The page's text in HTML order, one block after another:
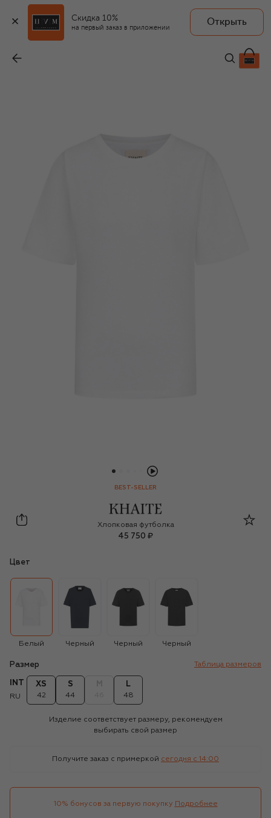
Скидка 10%
на первый заказ в приложении
Открыть
45 750 ₽
BEST-SELLER
Khaite
Хлопковая футболка
45 750 ₽
Цвет
Белый Черный Черный Черный
Размер Таблица размеров
INT
RU
XS
42
S
44
L
48
Изделие соответствует размеру, рекомендуем
выбирать свой размер
Получите заказ с примеркой сегодня c 14:00
10% бонусов за первую покупку Подробнее